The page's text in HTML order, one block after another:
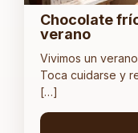
Chocolate
verano
Vivimos un
Toca cuidarse y
[…]